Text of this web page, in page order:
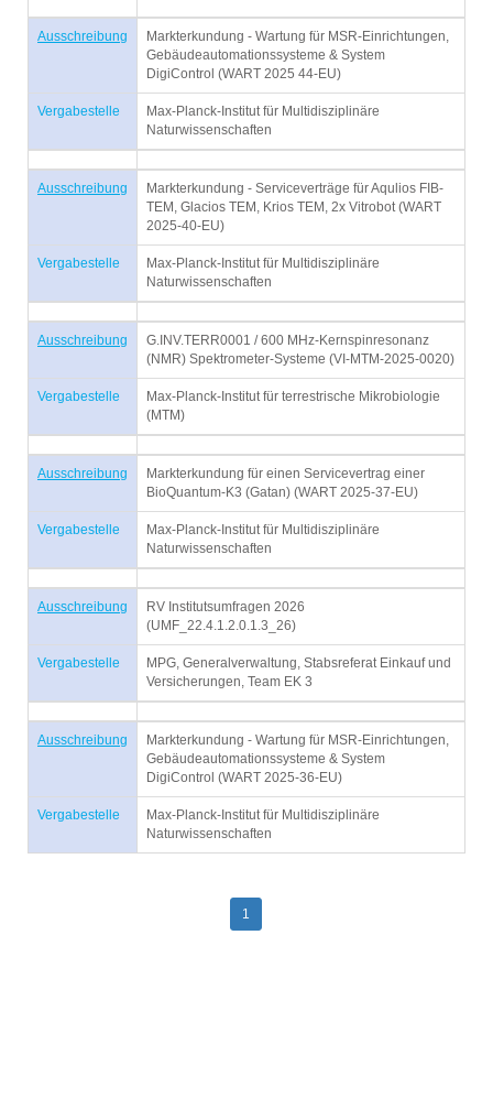
Ausschreibung
Markterkundung - Wartung für MSR-Einrichtungen,
Gebäudeautomationssysteme & System
DigiControl (WART 2025 44-EU)
Vergabestelle
Max-Planck-Institut für Multidisziplinäre
Naturwissenschaften
Ausschreibung
Markterkundung - Serviceverträge für Aqulios FIB-
TEM, Glacios TEM, Krios TEM, 2x Vitrobot (WART
2025-40-EU)
Vergabestelle
Max-Planck-Institut für Multidisziplinäre
Naturwissenschaften
Ausschreibung
G.INV.TERR0001 / 600 MHz-Kernspinresonanz
(NMR) Spektrometer-Systeme (VI-MTM-2025-0020)
Vergabestelle
Max-Planck-Institut für terrestrische Mikrobiologie
(MTM)
Ausschreibung
Markterkundung für einen Servicevertrag einer
BioQuantum-K3 (Gatan) (WART 2025-37-EU)
Vergabestelle
Max-Planck-Institut für Multidisziplinäre
Naturwissenschaften
Ausschreibung
RV Institutsumfragen 2026
(UMF_22.4.1.2.0.1.3_26)
Vergabestelle
MPG, Generalverwaltung, Stabsreferat Einkauf und
Versicherungen, Team EK 3
Ausschreibung
Markterkundung - Wartung für MSR-Einrichtungen,
Gebäudeautomationssysteme & System
DigiControl (WART 2025-36-EU)
Vergabestelle
Max-Planck-Institut für Multidisziplinäre
Naturwissenschaften
1